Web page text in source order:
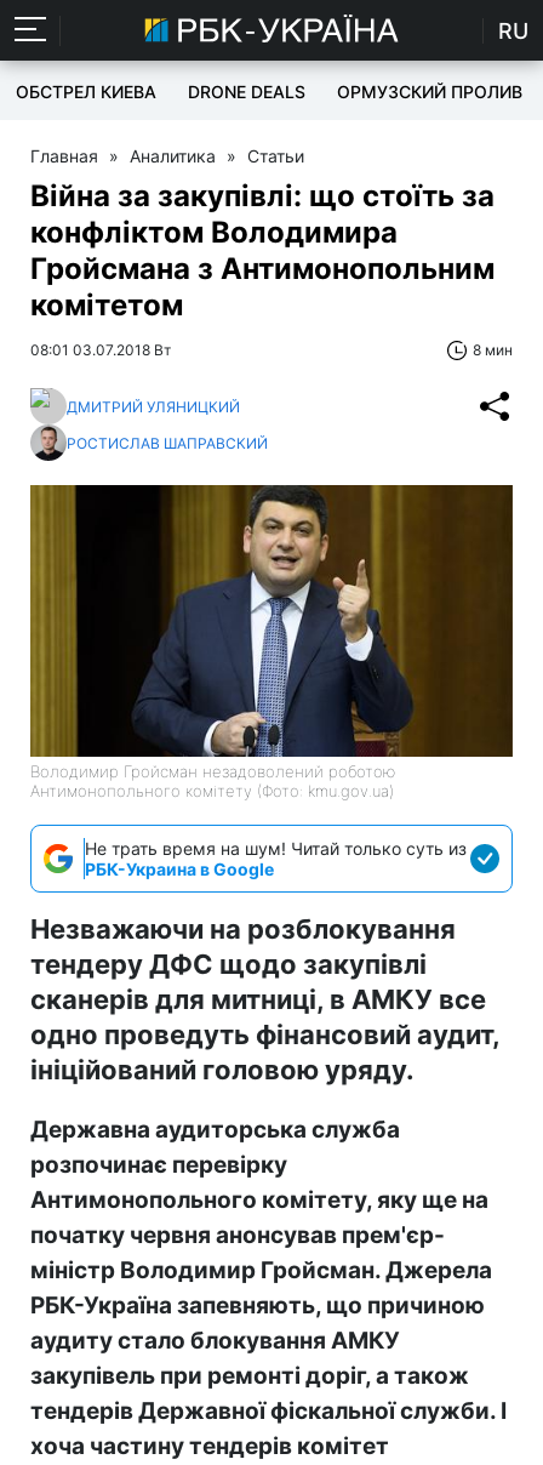
RU
ОБСТРЕЛ КИЕВА DRONE DEALS ОРМУЗСКИЙ ПРОЛИВ
Главная » Аналитика » Статьи
Війна за закупівлі: що стоїть за
конфліктом Володимира
Гройсмана з Антимонопольним
комітетом
08:01 03.07.2018 Вт 8 мин
ДМИТРИЙ УЛЯНИЦКИЙ
РОСТИСЛАВ ШАПРАВСКИЙ
Володимир Гройсман незадоволений роботою
Антимонопольного комітету (Фото: kmu.gov.ua)
Не трать время на шум! Читай только суть из
РБК-Украина в Google
Незважаючи на розблокування
тендеру ДФС щодо закупівлі
сканерів для митниці, в АМКУ все
одно проведуть фінансовий аудит,
ініційований головою уряду.
Державна аудиторська служба
розпочинає перевірку
Антимонопольного комітету, яку ще на
початку червня анонсував прем'єр-
міністр Володимир Гройсман. Джерела
РБК-Україна запевняють, що причиною
аудиту стало блокування АМКУ
закупівель при ремонті доріг, а також
тендерів Державної фіскальної служби. І
хоча частину тендерів комітет